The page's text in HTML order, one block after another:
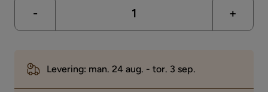
- +
Levering: man. 24 aug. - tor. 3 sep.